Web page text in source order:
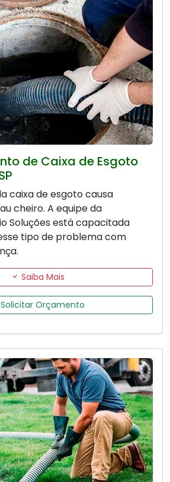
de Caixa de Esgoto
caixa de esgoto causa
cheiro. A equipe da
Soluções está capacitada
tipo de problema com
Saiba Mais
Solicitar Orçamento